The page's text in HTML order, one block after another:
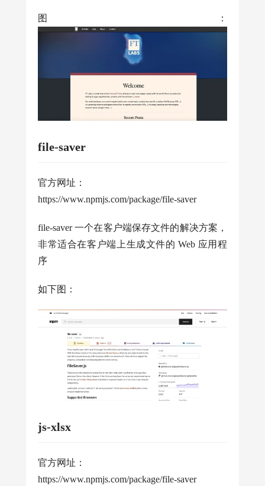
图：
file-saver
官方网址：
https://www.npmjs.com/package/file-saver
file-saver 一个在客户端保存文件的解决方案，
非常适合在客户端上生成文件的 Web 应用程
序
如下图：
js-xlsx
官方网址：
https://www.npmjs.com/package/file-saver